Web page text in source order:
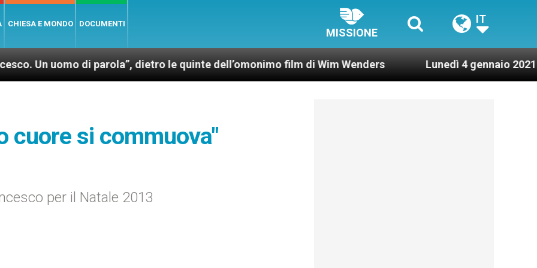
CHIESA E MONDO DOCUMENTI
MISSIONE
IT
di parola”, dietro le quinte dell’omonimo film di Wim Wenders Lunedì 4 gennaio 2021: Possesso
cuore si commuova"
per il Natale 2013